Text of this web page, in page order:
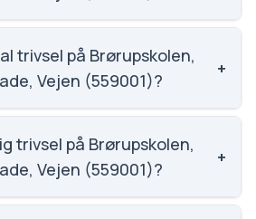
Telefon: 7696
2. Skoleleder: Helle
trivsel på Brørupskolen,
Vejen (559001)?
+
afdeling Skolegade,
ud af 5, nummer 1050 ud af
er baseret på elevernes egne
trivsel på Brørupskolen,
Vejen (559001)?
+
afdeling Skolegade,